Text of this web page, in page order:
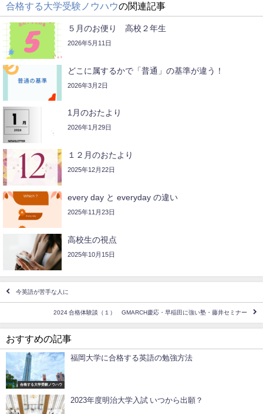
合格する大学受験ノウハウの関連記事
５月のお便り 高校２年生
2026年5月11日
どこに属するかで「普通」の基準が違う！
2026年3月2日
1月のおたより
2026年1月29日
１２月のおたより
2025年12月22日
every day と everyday の違い
2025年11月23日
高校生の視点
2025年10月15日
今英語が苦手な人に
2024 合格体験談（１） GMARCH慶応・早稲田に強い塾・藤井セミナー
おすすめの記事
合格する大学受験ノウハウ
福岡大学に合格する英語の勉強方法
2023年度明治大学入試 いつから出願？